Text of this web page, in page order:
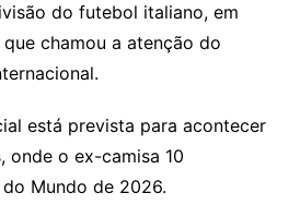
do futebol italiano, em
chamou a atenção do
está prevista para acontecer
onde o ex-camisa 10
Mundo de 2026.